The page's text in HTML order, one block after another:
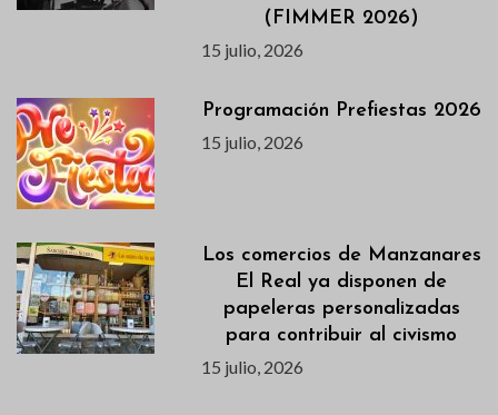
(FIMMER 2026)
15 julio, 2026
Programación Prefiestas 2026
15 julio, 2026
Los comercios de Manzanares
El Real ya disponen de
papeleras personalizadas
para contribuir al civismo
15 julio, 2026